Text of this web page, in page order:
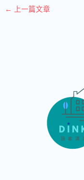
← 上一篇文章